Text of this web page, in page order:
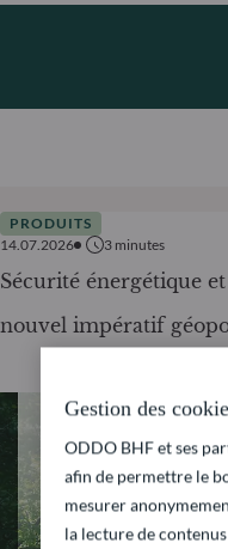
PRODUITS
14.07.2026
3 minutes
Sécurité énergétique
nouvel impératif
Gestion des
ODDO BHF et ses
afin de permettre le
mesurer
la lecture de